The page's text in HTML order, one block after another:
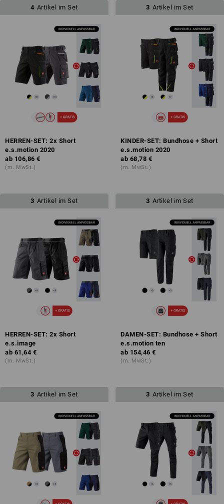
4 Artikel im Set
HERREN-SET: 2x Short
e.s.motion 2020
ab 106,86 €
(m. MwSt.)
3 Artikel im Set
KINDER-SET: Bundhose + Short
e.s.motion 2020
ab 68,78 €
(m. MwSt.)
3 Artikel im Set
HERREN-SET: 2x Short
e.s.image
ab 61,64 €
(m. MwSt.)
3 Artikel im Set
DAMEN-SET: Bundhose + Short
e.s.motion ten
ab 154,46 €
(m. MwSt.)
3 Artikel im Set 3 Artikel im Set